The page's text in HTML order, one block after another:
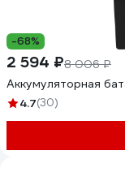
-68%
2 594 ₽8 006 ₽
Аккумуляторная
4.7(30)